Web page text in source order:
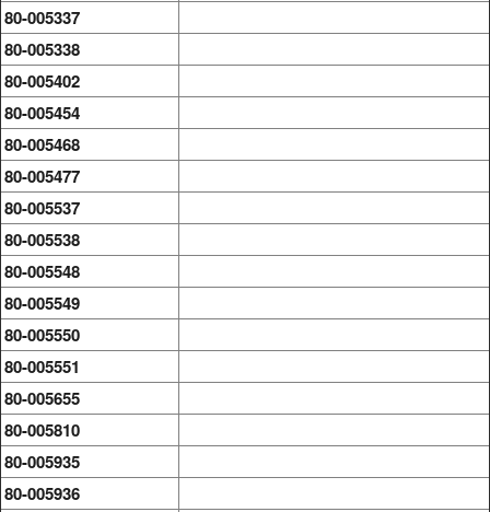
80-005337
80-005338
80-005402
80-005454
80-005468
80-005477
80-005537
80-005538
80-005548
80-005549
80-005550
80-005551
80-005655
80-005810
80-005935
80-005936